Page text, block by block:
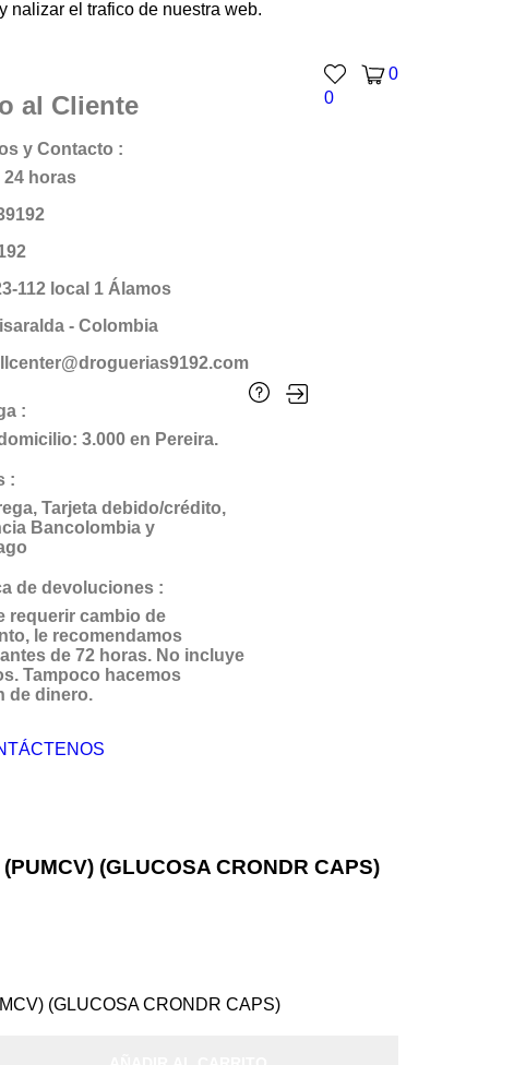
nalizar el trafico de nuestra web.
al Cliente
y Contacto :
24 horas
112 local 1 Álamos
- Colombia
:
3.000 en Pereira.
:
Tarjeta debido/crédito,
Bancolombia y
de devoluciones :
requerir cambio de
le recomendamos
de 72 horas. No incluye
Tampoco hacemos
de dinero.
0
0
(GLUCOSA CRONDR CAPS)
(GLUCOSA CRONDR CAPS)